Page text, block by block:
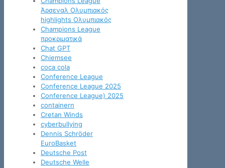
Άρσεναλ Ολυμπιακός
highlights Ολυμπιακός
Champions League
προκριματικά
Chat GPT
Chiemsee
coca cola
Conference League
Conference League 2025
Conference League) 2025
containern
Cretan Winds
cyberbullying
Dennis Schröder
EuroBasket
Deutsche Post
Deutsche Welle